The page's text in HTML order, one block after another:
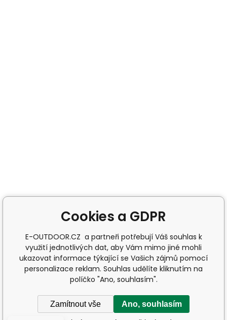
Cookies a GDPR
E-OUTDOOR.CZ a partneři potřebují Váš souhlas k
využití jednotlivých dat, aby Vám mimo jiné mohli
ukazovat informace týkající se Vašich zájmů pomocí
personalizace reklam. Souhlas udělíte kliknutím na
políčko "Ano, souhlasím".
Zamítnout vše Ano, souhlasím